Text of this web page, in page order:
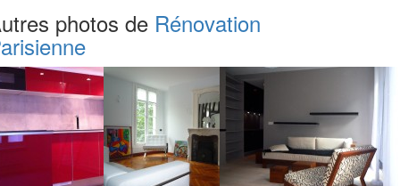
photos de Rénovation